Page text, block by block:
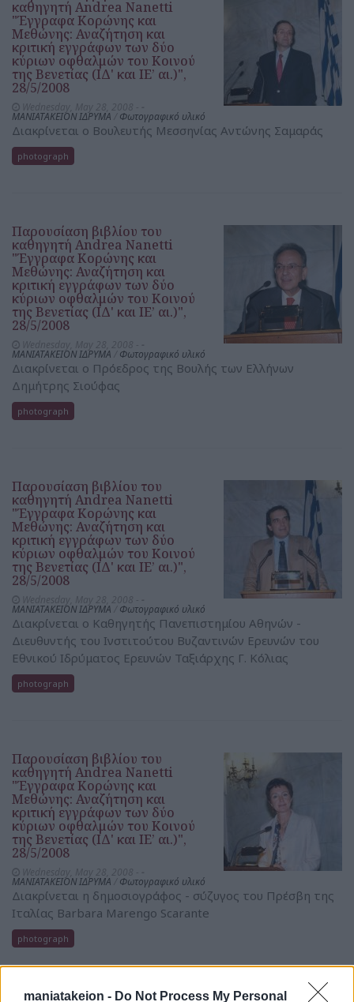
maniatakeion - Do Not Process My Personal
καθηγητή Andrea Nanetti
"Έγγραφα Κορώνης και
Μεθώνης: Αναζήτηση και
κριτική εγγράφων των δύο
κύριων οφθαλμών του Κοινού
της Βενετίας (ΙΔ' και ΙΕ’ αι.)",
28/5/2008
ΜΑΝΙΑΤΑΚΕΙΟΝ ΙΔΡΥΜΑ Φωτογραφικό υλικό
Διακρίνεται ο Βουλευτής Μεσσηνίας Αντώνης Σαμαράς
photograph
Παρουσίαση βιβλίου του
καθηγητή Andrea Nanetti
"Έγγραφα Κορώνης και
Μεθώνης: Αναζήτηση και
κριτική εγγράφων των δύο
κύριων οφθαλμών του Κοινού
της Βενετίας (ΙΔ' και ΙΕ’ αι.)",
28/5/2008
ΜΑΝΙΑΤΑΚΕΙΟΝ ΙΔΡΥΜΑ Φωτογραφικό υλικό
Διακρίνεται ο Πρόεδρος της Βουλής των Ελλήνων
Δημήτρης Σιούφας
photograph
Παρουσίαση βιβλίου του
καθηγητή Andrea Nanetti
"Έγγραφα Κορώνης και
Μεθώνης: Αναζήτηση και
κριτική εγγράφων των δύο
κύριων οφθαλμών του Κοινού
της Βενετίας (ΙΔ' και ΙΕ’ αι.)",
28/5/2008
ΜΑΝΙΑΤΑΚΕΙΟΝ ΙΔΡΥΜΑ Φωτογραφικό υλικό
Διακρίνεται ο Καθηγητής Πανεπιστημίου Αθηνών -
Διευθυντής του Ινστιτούτου Βυζαντινών Ερευνών του
Εθνικού Ιδρύματος Ερευνών Ταξιάρχης Γ. Κόλιας
photograph
Παρουσίαση βιβλίου του
καθηγητή Andrea Nanetti
"Έγγραφα Κορώνης και
Μεθώνης: Αναζήτηση και
κριτική εγγράφων των δύο
κύριων οφθαλμών του Κοινού
της Βενετίας (ΙΔ' και ΙΕ’ αι.)",
28/5/2008
ΜΑΝΙΑΤΑΚΕΙΟΝ ΙΔΡΥΜΑ Φωτογραφικό υλικό
Διακρίνεται η δημοσιογράφος - σύζυγος του Πρέσβη της
Ιταλίας Barbara Marengo Scarante
photograph